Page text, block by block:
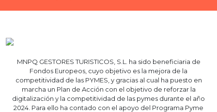
MNPQ GESTORES TURISTICOS, S.L. ha sido beneficiaria de
Fondos Europeos, cuyo objetivo es la mejora de la
competitividad de las PYMES, y gracias al cual ha puesto en
marcha un Plan de Acción con el objetivo de reforzar la
digitalización y la competitividad de las pymes durante el año
2024. Para ello ha contado con el apoyo del Programa Pyme